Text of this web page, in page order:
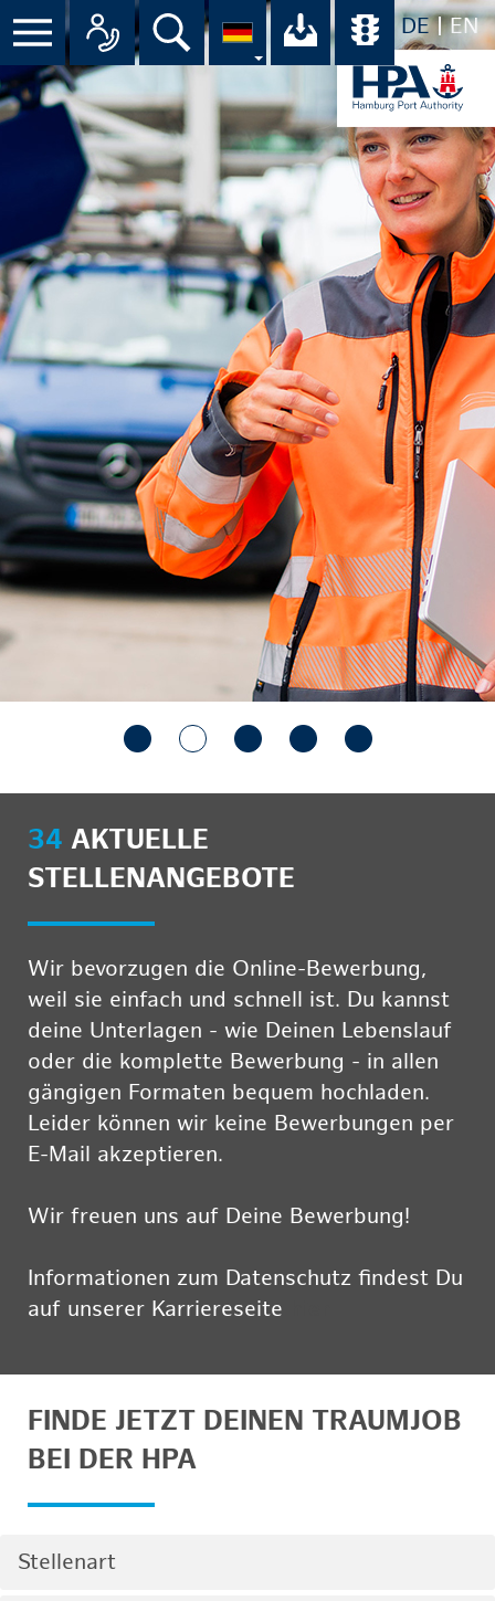
DE EN
Suche Ihr Download-
34 AKTUELLE
STELLENANGEBOTE
Wir bevorzugen die Online-Bewerbung,
weil sie einfach und schnell ist. Du kannst
deine Unterlagen - wie Deinen Lebenslauf
oder die komplette Bewerbung - in allen
gängigen Formaten bequem hochladen.
Leider können wir keine Bewerbungen per
E-Mail akzeptieren.
Wir freuen uns auf Deine Bewerbung!
Informationen zum Datenschutz findest Du
auf unserer Karriereseite
FINDE JETZT DEINEN TRAUMJOB
BEI DER HPA
Stellenart